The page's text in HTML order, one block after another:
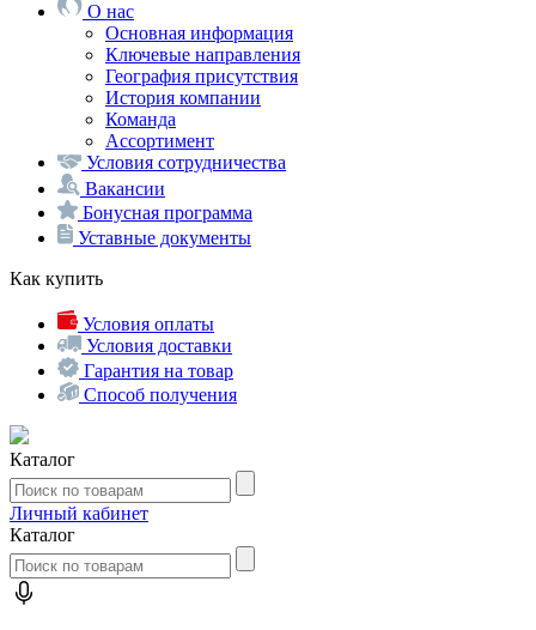
О нас
Основная информация
Ключевые направления
География присутствия
История компании
Команда
Ассортимент
Условия сотрудничества
Вакансии
Бонусная программа
Уставные документы
Как купить
Условия оплаты
Условия доставки
Гарантия на товар
Способ получения
Каталог
Личный кабинет
Каталог